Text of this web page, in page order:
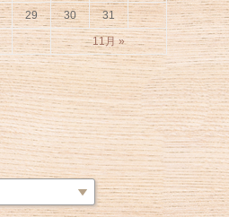
11月 »
29 30 31